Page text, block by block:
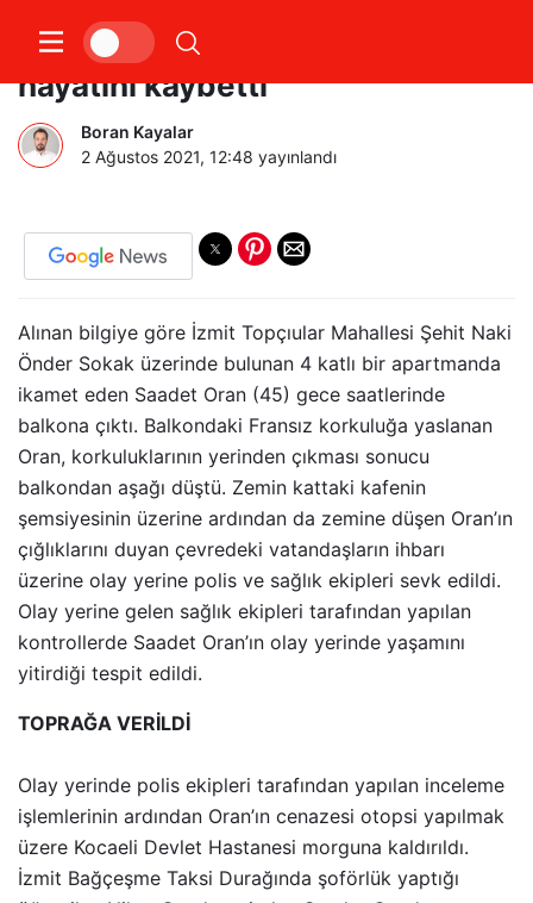
4.kattan betona düşen kadın
hayatını kaybetti
Boran Kayalar
2 Ağustos 2021, 12:48 yayınlandı
Alınan bilgiye göre İzmit Topçıular Mahallesi Şehit Naki
Önder Sokak üzerinde bulunan 4 katlı bir apartmanda
ikamet eden Saadet Oran (45) gece saatlerinde
balkona çıktı. Balkondaki Fransız korkuluğa yaslanan
Oran, korkuluklarının yerinden çıkması sonucu
balkondan aşağı düştü. Zemin kattaki kafenin
şemsiyesinin üzerine ardından da zemine düşen Oran’ın
çığlıklarını duyan çevredeki vatandaşların ihbarı
üzerine olay yerine polis ve sağlık ekipleri sevk edildi.
Olay yerine gelen sağlık ekipleri tarafından yapılan
kontrollerde Saadet Oran’ın olay yerinde yaşamını
yitirdiği tespit edildi.
TOPRAĞA VERİLDİ
Olay yerinde polis ekipleri tarafından yapılan inceleme
işlemlerinin ardından Oran’ın cenazesi otopsi yapılmak
üzere Kocaeli Devlet Hastanesi morguna kaldırıldı.
İzmit Bağçeşme Taksi Durağında şoförlük yaptığı